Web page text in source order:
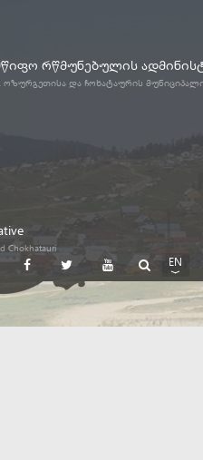
რწმუნებულის
და ჩოხატაურის
Chokhatauri
EN
GE
RU